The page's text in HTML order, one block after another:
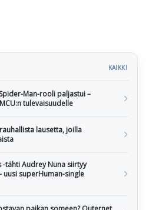
KAIKKI
Man-rooli paljastui –
tulevaisuudelle
lausetta, joilla
-tähti Audrey Nuna siirtyy
uusi superHuman-single